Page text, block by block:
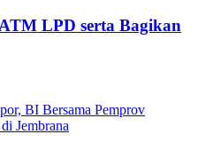
LPD serta Bagikan